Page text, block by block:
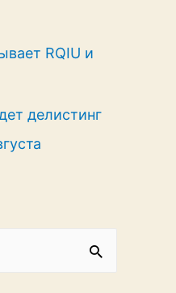
RQIU и
делистинг